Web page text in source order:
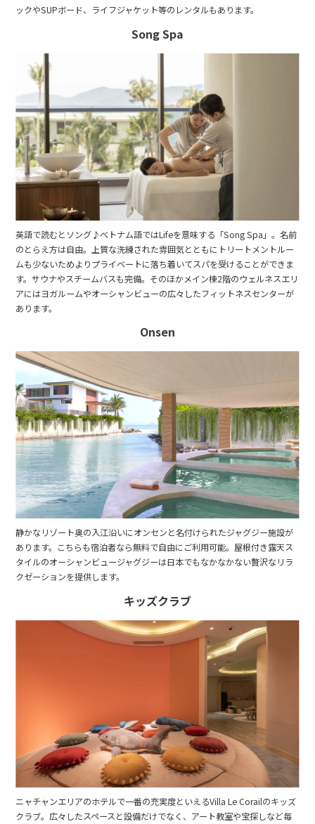
ックやSUPボード、ライフジャケット等のレンタルもあります。
Song Spa
英語で読むとソング♪ベトナム語ではLifeを意味する「Song Spa」。名前
のとらえ方は自由。上質な洗練された雰囲気とともにトリートメントルー
ムも少ないためよりプライベートに落ち着いてスパを受けることができま
す。サウナやスチームバスも完備。そのほかメイン棟2階のウェルネスエリ
アにはヨガルームやオーシャンビューの広々したフィットネスセンターが
あります。
Onsen
静かなリゾート奥の入江沿いにオンセンと名付けられたジャグジー施設が
あります。こちらも宿泊者なら無料で自由にご利用可能。屋根付き露天ス
タイルのオーシャンビュージャグジーは日本でもなかなかない贅沢なリラ
クゼーションを提供します。
キッズクラブ
ニャチャンエリアのホテルで一番の充実度といえるVilla Le Corailのキッズ
クラブ。広々したスペースと設備だけでなく、アート教室や宝探しなど毎